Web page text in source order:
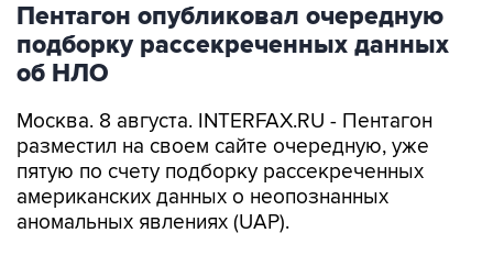
Пентагон опубликовал очередную
подборку рассекреченных данных
об НЛО
Москва. 8 августа. INTERFAX.RU - Пентагон
разместил на своем сайте очередную, уже
пятую по счету подборку рассекреченных
американских данных о неопознанных
аномальных явлениях (UAP).